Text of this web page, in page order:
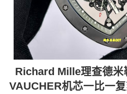
Richard Mille理查德米
VAUCHER机芯一比一